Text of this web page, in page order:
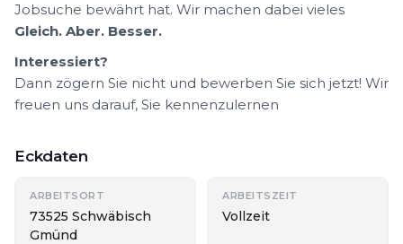
Jobsuche bewährt hat. Wir machen dabei vieles
Gleich. Aber. Besser.
Interessiert?
Dann zögern Sie nicht und bewerben Sie sich jetzt! Wir
freuen uns darauf, Sie kennenzulernen
Eckdaten
ARBEITSORT
73525 Schwäbisch
Gmünd
ARBEITSZEIT
Vollzeit